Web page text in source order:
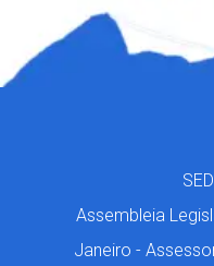
Assembleia
Janeiro -